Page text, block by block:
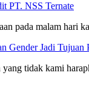
PT. NSS Ternate
pada malam
Jadi Tujuan
tidak kami